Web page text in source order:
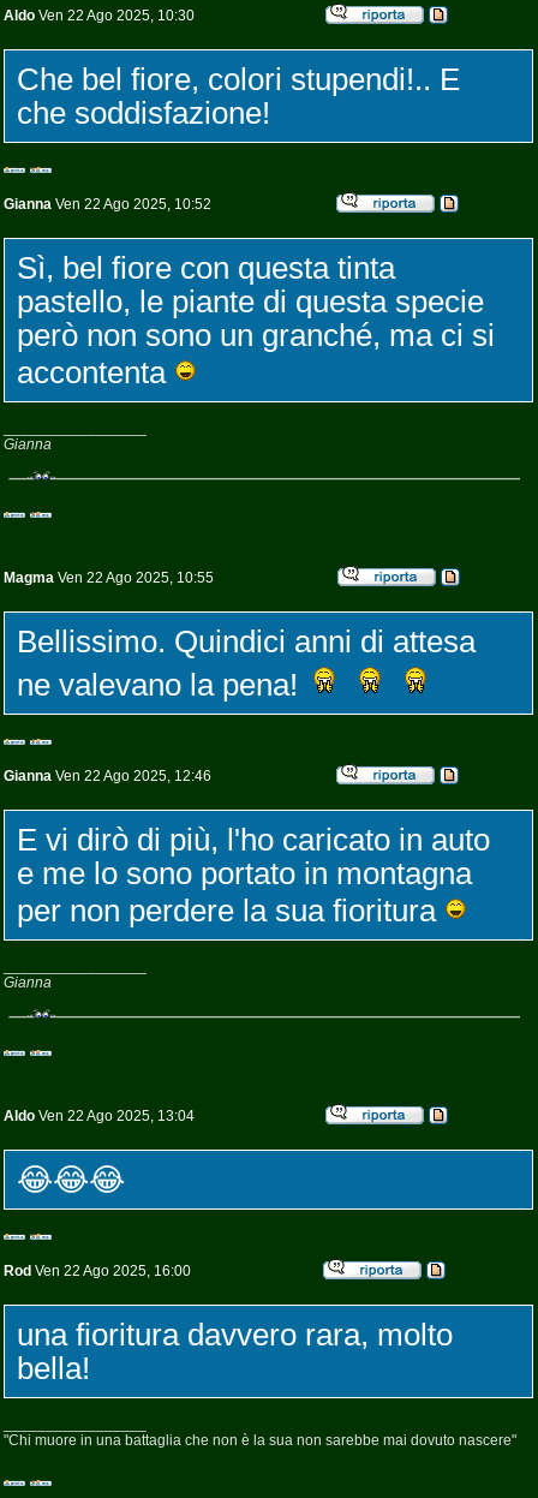
Aldo Ven 22 Ago 2025, 10:30
Che bel fiore, colori stupendi!.. E
che soddisfazione!
Gianna Ven 22 Ago 2025, 10:52
Sì, bel fiore con questa tinta
pastello, le piante di questa specie
però non sono un granché, ma ci si
accontenta
Gianna
Magma Ven 22 Ago 2025, 10:55
Bellissimo. Quindici anni di attesa
ne valevano la pena!
Gianna Ven 22 Ago 2025, 12:46
E vi dirò di più, l'ho caricato in auto
e me lo sono portato in montagna
per non perdere la sua fioritura
Gianna
Aldo Ven 22 Ago 2025, 13:04
😂😂😂
Rod Ven 22 Ago 2025, 16:00
una fioritura davvero rara, molto
bella!
"Chi muore in una battaglia che non è la sua non sarebbe mai dovuto nascere"